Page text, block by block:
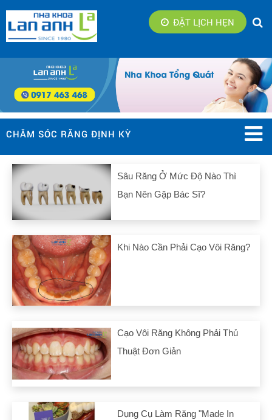
ĐẶT LỊCH HẸN
CHĂM SÓC RĂNG ĐỊNH KỲ
Sâu Răng Ở Mức Độ Nào Thì
Bạn Nên Gặp Bác Sĩ?
Khi Nào Cần Phải Cạo Vôi Răng?
Cạo Vôi Răng Không Phải Thủ
Thuật Đơn Giản
Dụng Cụ Làm Răng "made In